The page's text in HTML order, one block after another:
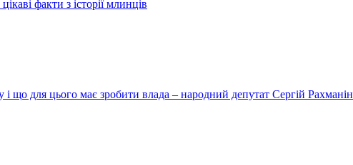
факти з історії млинців
що для цього має зробити влада – народний депутат Сергій Рахманін